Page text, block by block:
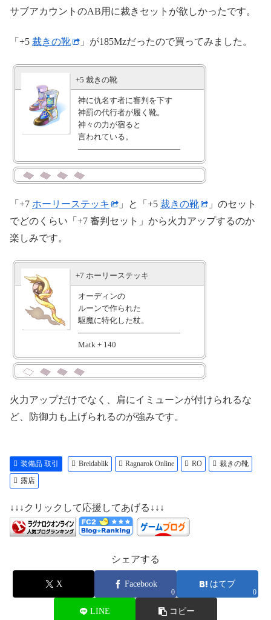
サブアカウントのAB用に裁きセットが欲しかったです。
「+5 裁きの靴 」が185Mzだったので買ってみました。
+5 裁きの靴
神に仇名す者に審判を下す
神罰の代行者が履く靴。
神々の力が宿ると
言われている。
―――――――――――――
MaxHP + 3% , MaxSP + 3%
―――――――――――――
魔法攻撃で
―――――――――――――
聖属性魔法攻撃で
―――――――――――――
[裁きの靴]の
精錬値が5以上の時、追加で
MaxHP + 7% , MaxSP + 7%
与えるダメージ + 3%
与えるダメージ + 3%
[裁きの靴]の
MaxHP + 10% , MaxSP + 10%
魔法攻撃で
―――――――――――――
習得Lvが1上がる度に追加で
[アドラムス]、
[ジュデックス]の
[クリアランス]、
[ラウダアグヌス]、
[ラウダラムス]の
習得Lvが1上がる度に追加で
[アドラムス]で
「+7 ホーリーステッキ 」と「+5 裁きの靴
」のセット
でどのくらい「+7 審判セット」から火力アップするのか
楽しみです。
+7 ホーリーステッキ
オーディンの
ルーンで作られた
駆魔に特化した杖。
―――――――――――――
Matk + 140
―――――――――――――
[ターンアンデッド]、
[ホーリーライト]、
[マグヌスエクソシズム]の
詠唱時間 - 25%
―――――――――――――
精錬値が1上がる度に追加で
―――――――――――――
[裁きの靴]と
共に装備時、
[オラティオ]の
[アドラムス]、
[ジュデックス]の
詠唱時間 - 5%
[クリアランス]、
[ラウダアグヌス]、
火力アップだけでなく、肩にイミューンが付けられるな
ど、防御力も上げられるのが強みです。
装備品 取引 Breidablik Ragnarok Online RO
裁きの靴
露店
↓↓↓クリックして応援してあげる↓↓↓
シェアする
X Facebook
0
はてブ
0
LINE コピー